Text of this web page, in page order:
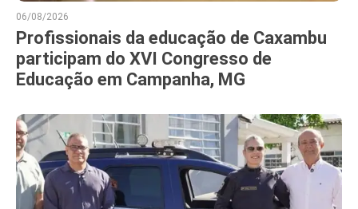
06/08/2026
Profissionais da educação de Caxambu
participam do XVI Congresso de
Educação em Campanha, MG